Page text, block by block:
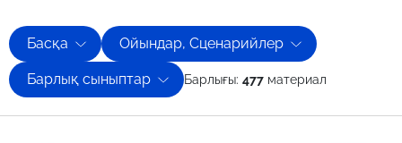
Басқа Ойындар, Сценарийлер
Барлық сыныптар Барлығы: 477 материал